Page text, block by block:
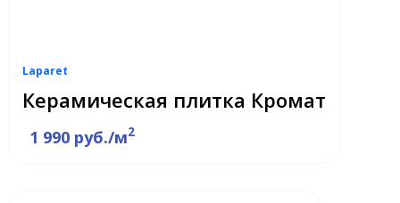
Laparet
Керамическая плитка Кромат
1 990 руб./м2